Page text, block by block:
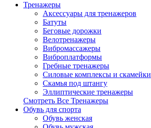
Тренажеры
Аксессуары для тренажеров
Батуты
Беговые дорожки
Велотренажеры
Вибромассажеры
Виброплатформы
Гребные тренажеры
Силовые комплексы и скамейки
Скамья под штангу
Эллиптические тренажеры
Смотреть Все Тренажеры
Обувь для спорта
Обувь женская